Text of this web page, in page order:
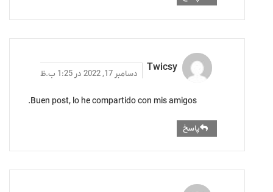
Twicsy
دسامبر 17, 2022 در 1:25 ب.ظ
Buen post, lo he compartido con mis amigos.
پاسخ